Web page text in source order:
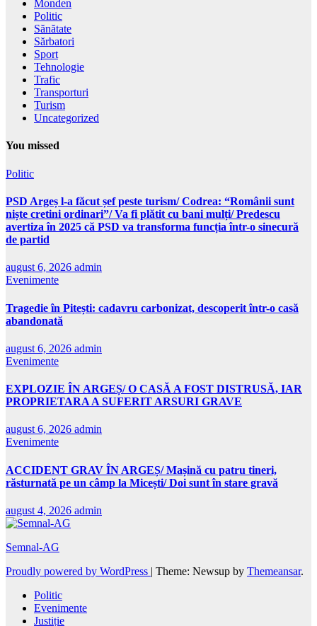
Monden
Politic
Sănătate
Sărbatori
Sport
Tehnologie
Trafic
Transporturi
Turism
Uncategorized
You missed
Politic
PSD Argeș l-a făcut șef peste turism/ Codrea: “Românii sunt
niște cretini ordinari”/ Va fi plătit cu bani mulți/ Predescu
avertiza în 2025 că PSD va transforma funcția într-o sinecură
de partid
august 6, 2026 admin
Evenimente
Tragedie în Pitești: cadavru carbonizat, descoperit într-o casă
abandonată
august 6, 2026 admin
Evenimente
EXPLOZIE ÎN ARGEȘ/ O CASĂ A FOST DISTRUSĂ, IAR
PROPRIETARA A SUFERIT ARSURI GRAVE
august 6, 2026 admin
Evenimente
ACCIDENT GRAV ÎN ARGEȘ/ Mașină cu patru tineri,
răsturnată pe un câmp la Micești/ Doi sunt în stare gravă
august 4, 2026 admin
Semnal-AG
Proudly powered by WordPress | Theme: Newsup by Themeansar.
Politic
Evenimente
Justiție